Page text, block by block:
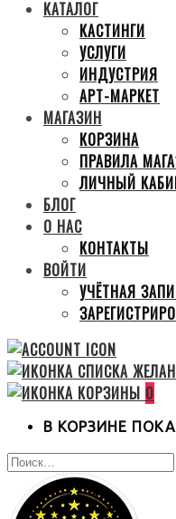
КАТАЛОГ
КАСТИНГИ
УСЛУГИ
ИНДУСТРИЯ
АРТ-МАРКЕТ
МАГАЗИН
КОРЗИНА
ПРАВИЛА
ЛИЧНЫЙ
БЛОГ
О НАС
КОНТАКТЫ
ВОЙТИ
УЧЁТНАЯ
0
В КОРЗИНЕ